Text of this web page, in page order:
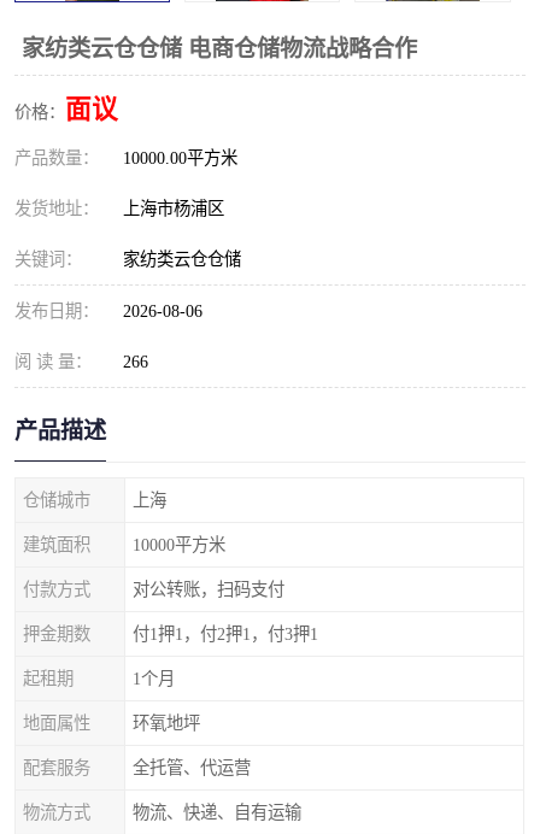
家纺类云仓仓储 电商仓储物流战略合作
价格： 面议
产品数量： 10000.00平方米
发货地址： 上海市杨浦区
关键词： 家纺类云仓仓储
发布日期： 2026-08-06
阅 读 量： 266
产品描述
仓储城市 上海
建筑面积 10000平方米
付款方式 对公转账，扫码支付
押金期数 付1押1，付2押1，付3押1
起租期 1个月
地面属性 环氧地坪
配套服务 全托管、代运营
物流方式 物流、快递、自有运输